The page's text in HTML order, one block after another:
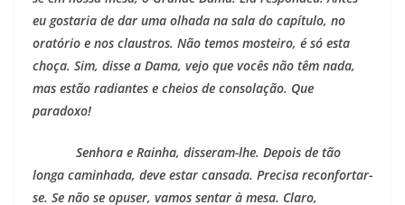
eu gostaria de dar uma olhada na sala do capítulo, no
oratório e nos claustros. Não temos mosteiro, é só esta
choça. Sim, disse a Dama, vejo que vocês não têm nada,
mas estão radiantes e cheios de consolação. Que
paradoxo!
Senhora e Rainha, disseram-lhe. Depois de tão
longa caminhada, deve estar cansada. Precisa reconfortar-
se. Se não se opuser, vamos sentar à mesa. Claro,